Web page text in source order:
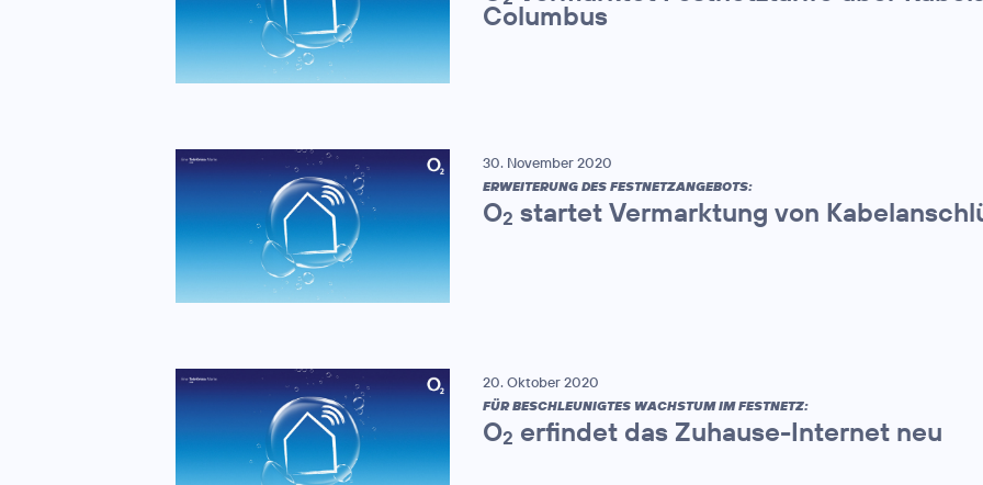
Columbus
30. November 2020
ERWEITERUNG DES FESTNETZANGEBOTS:
O2 startet Vermarktung von
20. Oktober 2020
FÜR BESCHLEUNIGTES WACHSTUM IM FESTNETZ:
O2 erfindet das Zuhause-Internet neu